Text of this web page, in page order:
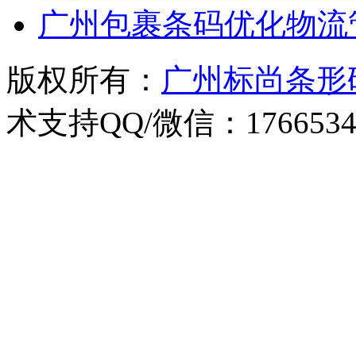
广州包裹条码优化物
版权所有： 广州标尚条
术支持QQ/微信：